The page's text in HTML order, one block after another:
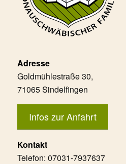
Adresse
Goldmühlestraße 30,
71065 Sindelfingen
Infos zur Anfahrt
Kontakt
Telefon: 07031-7937637